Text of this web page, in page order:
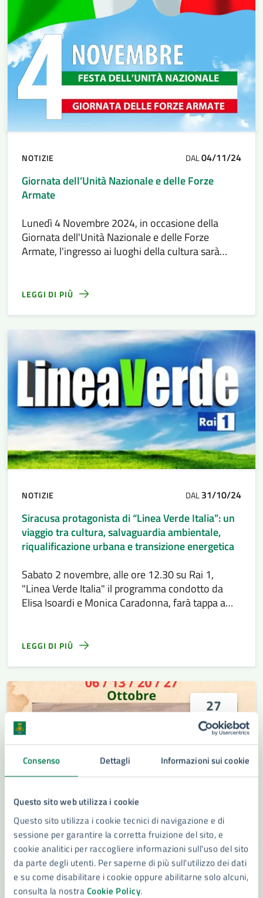
Consenso Dettagli Informazioni sui cookie
Questo sito web utilizza i cookie
Questo sito utilizza i cookie tecnici di navigazione e di
sessione per garantire la corretta fruizione del sito, e
cookie analitici per raccogliere informazioni sull'uso del sito
da parte degli utenti. Per saperne di più sull'utilizzo dei dati
e su come disabilitare i cookie oppure abilitarne solo alcuni,
consulta la nostraCookie Policy.
NOTIZIE DAL04/11/24
Giornata dell’Unità Nazionale e delle Forze
Armate
Lunedì 4 Novembre 2024, in occasione della
Giornata dell'Unità Nazionale e delle Forze
Armate, l'ingresso ai luoghi della cultura sarà
LEGGI DI PIÙ
NOTIZIE DAL31/10/24
Siracusa protagonista di “Linea Verde Italia”: un
viaggio tra cultura, salvaguardia ambientale,
riqualificazione urbana e transizione energetica
Sabato 2 novembre, alle ore 12.30 su Rai 1,
"Linea Verde Italia" il programma condotto da
Elisa Isoardi e Monica Caradonna, farà tappa a
LEGGI DI PIÙ
27
Ottobre
2024
EVENTO CULTURALE DAL27/10/24—AL27/10/24
“Latomie dei Cappuccini” Visite guidate
Visite guidate dalle ore 9.30 alle 13.00